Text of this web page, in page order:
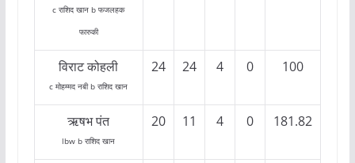
c राशिद खान b फजलहक
फारुकी
विराट कोहली
c मोहम्मद नबी b राशिद खान
24 24 4 0 100
ऋषभ पंत
lbw b राशिद खान
20 11 4 0 181.82